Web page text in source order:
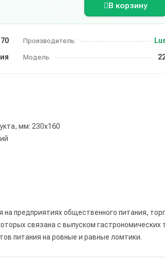
В корзину
Производитель:
Модель:
мм: 230х160
предприятиях общественного питания,
связана с выпуском гастрономических
питания на ровные и равные ломтики.